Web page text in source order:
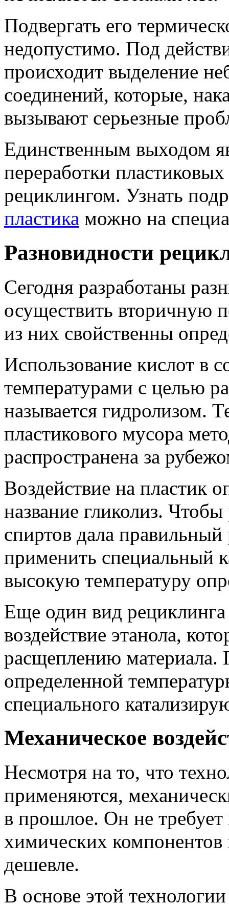
Подвергать его
недопустимо. Под
происходит выделение
соединений, которые,
вызывают серьезные
Единственным выходом
переработки
рециклингом. Узнать
пластика можно на
Разновидности
Сегодня разработаны
осуществить вторичную
из них свойственны
Использование кислот в
температурами с целью
называется гидролизом.
пластикового мусора
распространена за
Воздействие на пластик
название гликолиз.
спиртов дала правильный
применить специальный
высокую температуру
Еще один вид рециклинга
воздействие этанола,
расщеплению материала.
определенной
специального
Механическое
Несмотря на то, что
применяются,
в прошлое. Он не
химических компонентов
дешевле.
В основе этой